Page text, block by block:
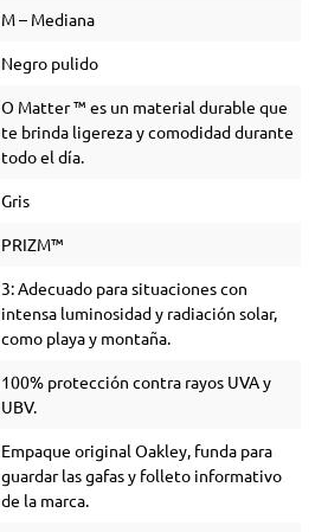
M – Mediana
Negro pulido
O Matter ™ es un material durable que
te brinda ligereza y comodidad durante
todo el día.
Gris
PRIZM™
3: Adecuado para situaciones con
intensa luminosidad y radiación solar,
como playa y montaña.
100% protección contra rayos UVA y
UBV.
Empaque original Oakley, funda para
guardar las gafas y folleto informativo
de la marca.